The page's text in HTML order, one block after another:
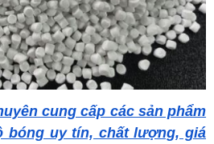
cung cấp các sản phẩm
bóng uy tín, chất lượng, giá